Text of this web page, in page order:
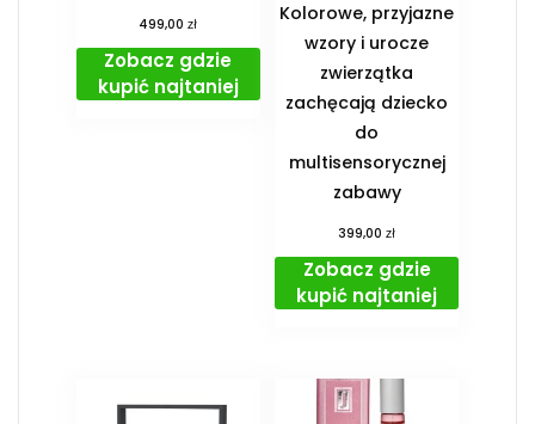
499,00zł
Zobacz gdzie
kupić najtaniej
Kolorowe, przyjazne
wzory i urocze
zwierzątka
zachęcają dziecko
do
multisensorycznej
zabawy
399,00zł
Zobacz gdzie
kupić najtaniej